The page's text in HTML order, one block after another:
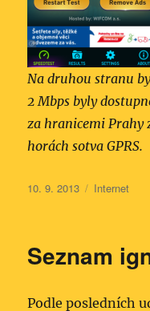
Na druhou stranu
2 Mbps byly
za hranicemi Prahy
horách sotva GPRS.
Publikováno:
10. 9. 2013 Rubriky:
Internet
Seznam
Podle posledních